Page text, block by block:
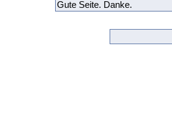
Gute Seite. Danke.